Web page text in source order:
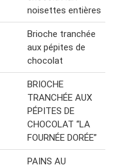
noisettes entières
Brioche tranchée
aux pépites de
chocolat
BRIOCHE
TRANCHÉE AUX
PÉPITES DE
CHOCOLAT “LA
FOURNÉE DORÉE”
PAINS AU